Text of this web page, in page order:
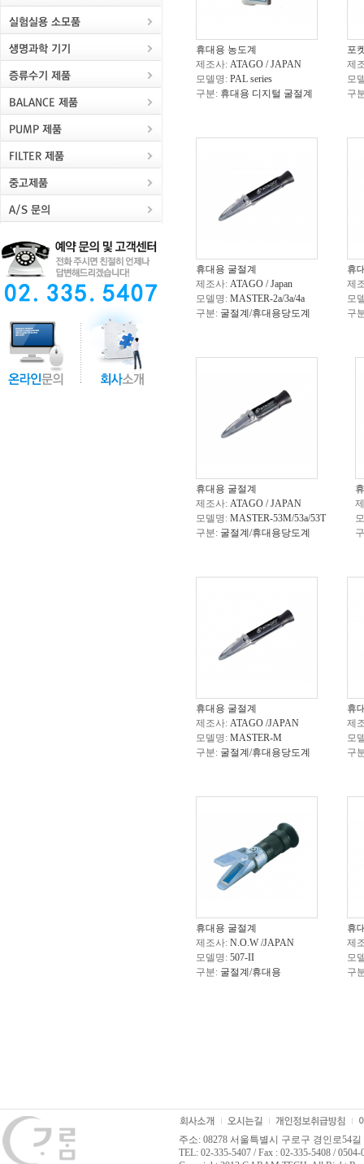
휴대용 농도계
제조사: ATAGO / JAPAN
모델명: PAL series
구분: 휴대용 디지털 굴절계
포
제
모
구
휴대용 굴절계
제조사: ATAGO / Japan
모델명: MASTER-2a/3a/4a
구분: 굴절계/휴대용당도계
휴
제
모
구
휴대용 굴절계
제조사: ATAGO / JAPAN
모델명: MASTER-53M/53a/53T
구분: 굴절계/휴대용당도계
휴대용 굴절계
제조사: ATAGO /JAPAN
모델명: MASTER-M
구분: 굴절계/휴대용당도계
휴
제
모
구
휴대용 굴절계
제조사: N.O.W /JAPAN
모델명: 507-II
구분: 굴절계/휴대용
휴
제
모
구
주소: 08278 서울특별시 구로구 경인로54
TEL: 02-335-5407 / Fax : 02-335-5408 / 0504-